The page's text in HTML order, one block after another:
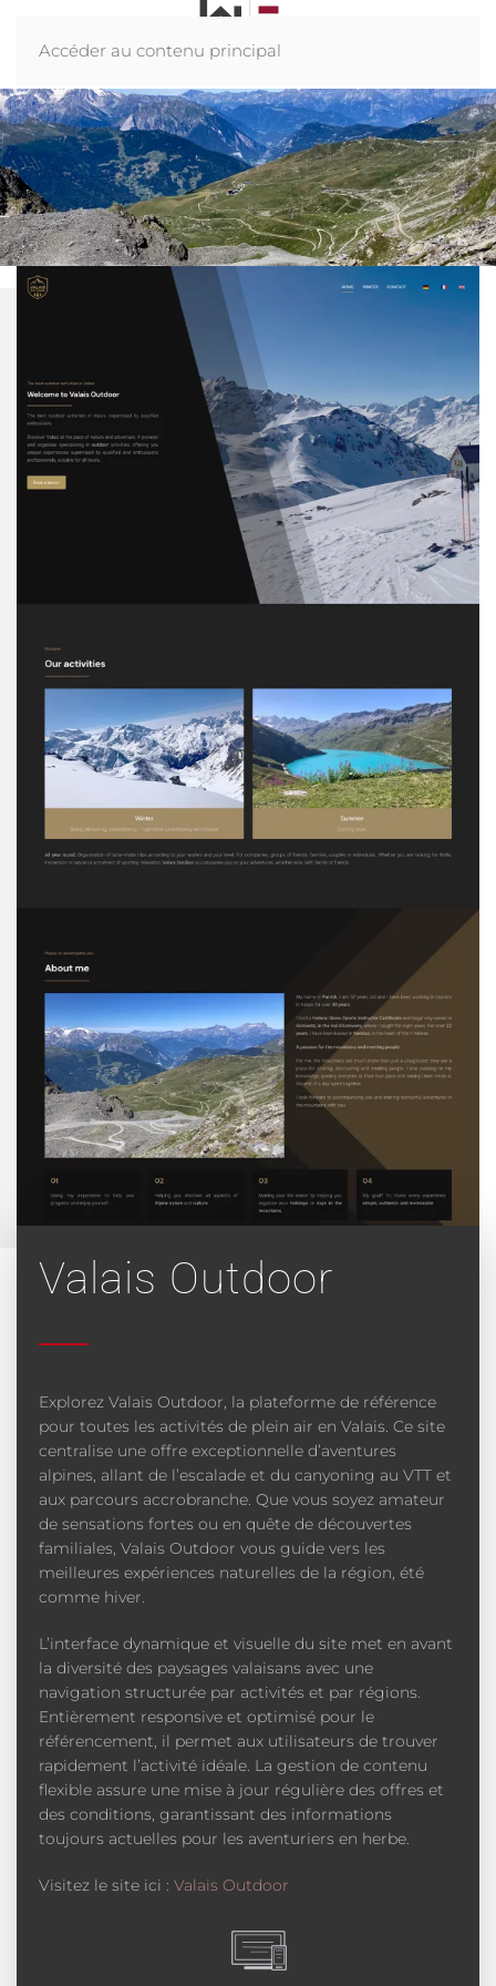
Accéder au contenu principal
Valais Outdoor
Explorez Valais Outdoor, la plateforme de référence
pour toutes les activités de plein air en Valais. Ce site
centralise une offre exceptionnelle d’aventures
alpines, allant de l’escalade et du canyoning au VTT et
aux parcours accrobranche. Que vous soyez amateur
de sensations fortes ou en quête de découvertes
familiales, Valais Outdoor vous guide vers les
meilleures expériences naturelles de la région, été
comme hiver.
L’interface dynamique et visuelle du site met en avant
la diversité des paysages valaisans avec une
navigation structurée par activités et par régions.
Entièrement responsive et optimisé pour le
référencement, il permet aux utilisateurs de trouver
rapidement l’activité idéale. La gestion de contenu
flexible assure une mise à jour régulière des offres et
des conditions, garantissant des informations
toujours actuelles pour les aventuriers en herbe.
Visitez le site ici : Valais Outdoor